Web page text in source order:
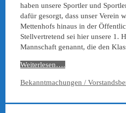
haben unsere Sportler und
dafür gesorgt, dass unser Verein
Mettenhofs hinaus in der
Stellvertretend sei hier unsere 1.
Mannschaft genannt, die den
Weiterlesen….
Kategorien
Bekanntmachungen /